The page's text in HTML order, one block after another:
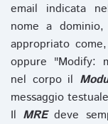
email indicata
nome a
appropriato
oppure "Modify:
nel corpo il
messaggio
Il MREdeve